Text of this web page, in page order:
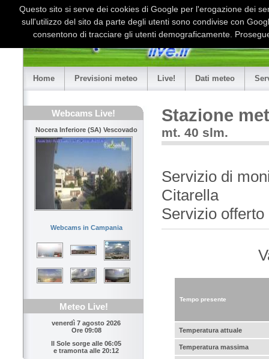
Home Previsioni meteo Live! Dati meteo
Webcams Live!
Nocera Inferiore (SA) Vescovado
Webcams in Campania
Meteo Live!
venerdì 7 agosto 2026
Ore 09:08
Il Sole sorge alle 06:05
e tramonta alle 20:12
Stazione
mt. 40 slm.
Servizio di
Citarella
Servizio
Tempo presente
Temperatura attuale
Temperatura massima
Questo sito si serve dei cookies di Google per l'erogazione dei
sull'utilizzo del sito da parte degli utenti sono condivise con
consentono di tracciare gli utenti demograficamente.